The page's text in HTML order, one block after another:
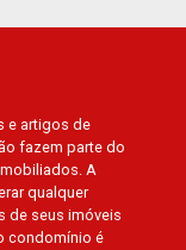
e artigos de
fazem parte do
A
qualquer
de seus imóveis
condomínio é